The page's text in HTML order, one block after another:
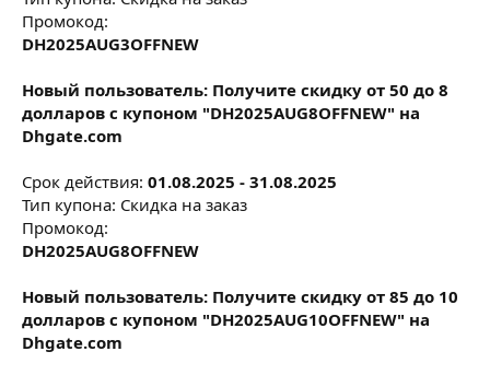
Промокод:
DH2025AUG3OFFNEW
Новый пользователь: Получите скидку от 50 до 8
долларов с купоном "DH2025AUG8OFFNEW" на
Dhgate.com
Срок действия: 01.08.2025 - 31.08.2025
Тип купона: Скидка на заказ
Промокод:
DH2025AUG8OFFNEW
Новый пользователь: Получите скидку от 85 до 10
долларов с купоном "DH2025AUG10OFFNEW" на
Dhgate.com